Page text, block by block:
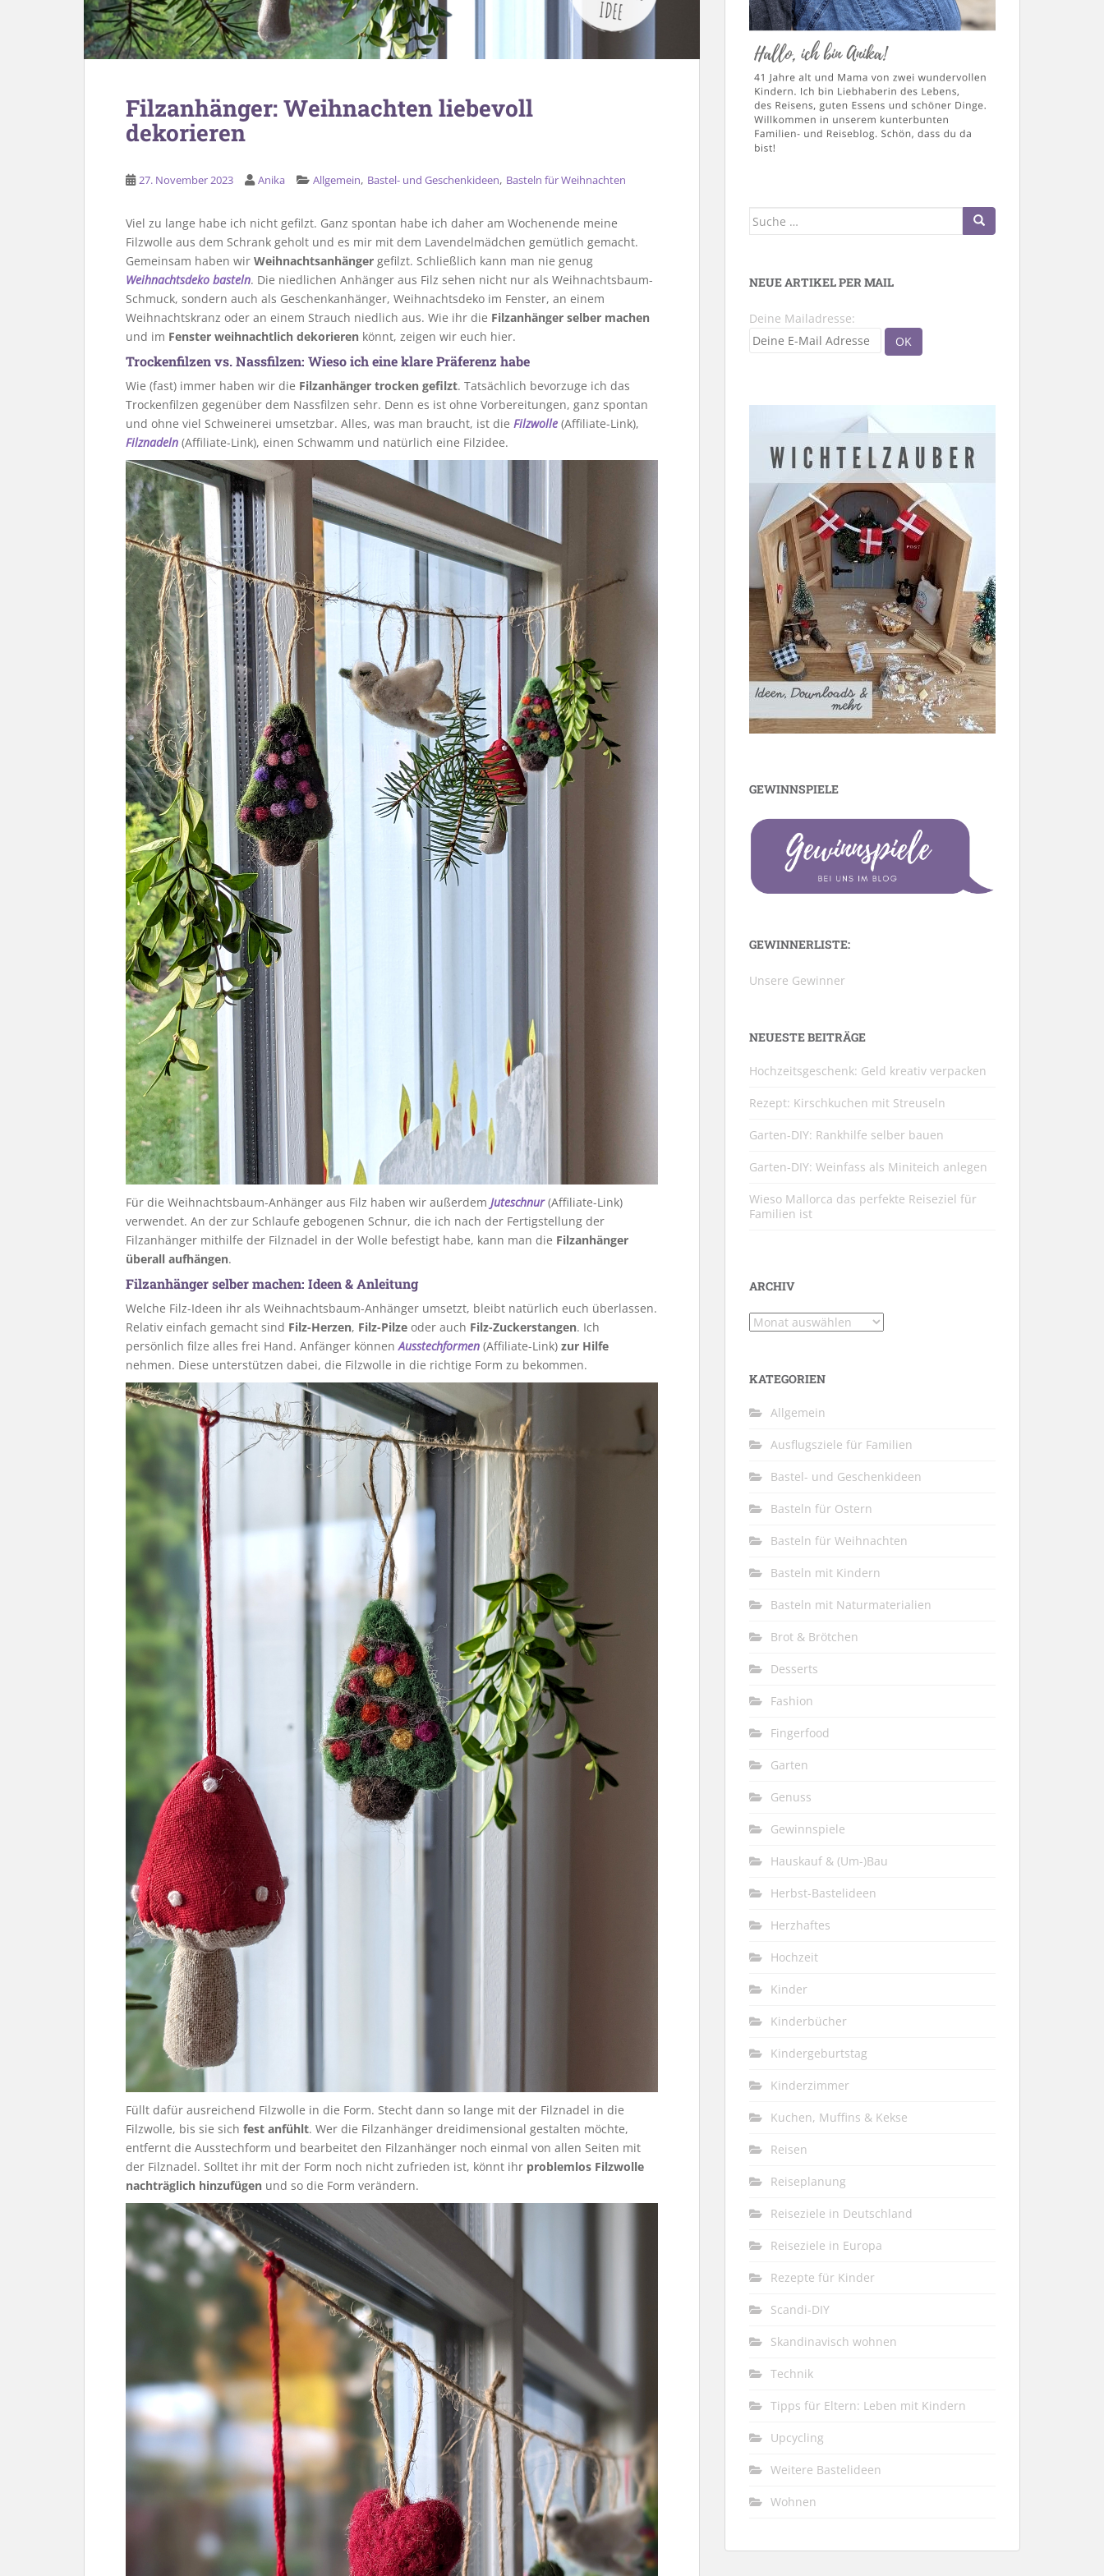
Filzanhänger: Weihnachten liebevoll
dekorieren
27. November 2023 Anika Allgemein, Bastel- und Geschenkideen, Basteln für Weihnachten
Viel zu lange habe ich nicht gefilzt. Ganz spontan habe ich daher am Wochenende meine
Filzwolle aus dem Schrank geholt und es mir mit dem Lavendelmädchen gemütlich gemacht.
Gemeinsam haben wir Weihnachtsanhänger gefilzt. Schließlich kann man nie genug
Weihnachtsdeko basteln. Die niedlichen Anhänger aus Filz sehen nicht nur als Weihnachtsbaum-
Schmuck, sondern auch als Geschenkanhänger, Weihnachtsdeko im Fenster, an einem
Weihnachtskranz oder an einem Strauch niedlich aus. Wie ihr die Filzanhänger selber machen
und im Fenster weihnachtlich dekorieren könnt, zeigen wir euch hier.
Trockenfilzen vs. Nassfilzen: Wieso ich eine klare Präferenz habe
Wie (fast) immer haben wir die Filzanhänger trocken gefilzt. Tatsächlich bevorzuge ich das
Trockenfilzen gegenüber dem Nassfilzen sehr. Denn es ist ohne Vorbereitungen, ganz spontan
und ohne viel Schweinerei umsetzbar. Alles, was man braucht, ist die Filzwolle (Affiliate-Link),
Filznadeln (Affiliate-Link), einen Schwamm und natürlich eine Filzidee.
Für die Weihnachtsbaum-Anhänger aus Filz haben wir außerdem Juteschnur(Affiliate-Link)
verwendet. An der zur Schlaufe gebogenen Schnur, die ich nach der Fertigstellung der
Filzanhänger mithilfe der Filznadel in der Wolle befestigt habe, kann man die Filzanhänger
überall aufhängen.
Filzanhänger selber machen: Ideen & Anleitung
Welche Filz-Ideen ihr als Weihnachtsbaum-Anhänger umsetzt, bleibt natürlich euch überlassen.
Relativ einfach gemacht sind Filz-Herzen, Filz-Pilze oder auch Filz-Zuckerstangen. Ich
persönlich filze alles frei Hand. Anfänger könnenAusstechformen (Affiliate-Link) zur Hilfe
nehmen. Diese unterstützen dabei, die Filzwolle in die richtige Form zu bekommen.
Füllt dafür ausreichend Filzwolle in die Form. Stecht dann so lange mit der Filznadel in die
Filzwolle, bis sie sich fest anfühlt. Wer die Filzanhänger dreidimensional gestalten möchte,
entfernt die Ausstechform und bearbeitet den Filzanhänger noch einmal von allen Seiten mit
der Filznadel. Solltet ihr mit der Form noch nicht zufrieden ist, könnt ihr problemlos Filzwolle
nachträglich hinzufügen und so die Form verändern.
Suche
NEUE ARTIKEL PER MAIL
Deine Mailadresse:
GEWINNSPIELE
GEWINNERLISTE:
Unsere Gewinner
NEUESTE BEITRÄGE
Hochzeitsgeschenk: Geld kreativ verpacken
Rezept: Kirschkuchen mit Streuseln
Garten-DIY: Rankhilfe selber bauen
Garten-DIY: Weinfass als Miniteich anlegen
Wieso Mallorca das perfekte Reiseziel für
Familien ist
ARCHIV
Archiv
KATEGORIEN
Allgemein
Ausflugsziele für Familien
Bastel- und Geschenkideen
Basteln für Ostern
Basteln für Weihnachten
Basteln mit Kindern
Basteln mit Naturmaterialien
Brot & Brötchen
Desserts
Fashion
Fingerfood
Garten
Genuss
Gewinnspiele
Hauskauf & (Um-)Bau
Herbst-Bastelideen
Herzhaftes
Hochzeit
Kinder
Kinderbücher
Kindergeburtstag
Kinderzimmer
Kuchen, Muffins & Kekse
Reisen
Reiseplanung
Reiseziele in Deutschland
Reiseziele in Europa
Rezepte für Kinder
Scandi-DIY
Skandinavisch wohnen
Technik
Tipps für Eltern: Leben mit Kindern
Upcycling
Weitere Bastelideen
Wohnen